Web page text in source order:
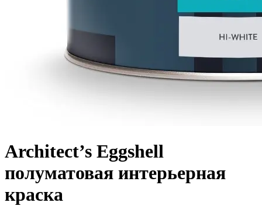
Architect’s Eggshell
полуматовая интерьерная
краска